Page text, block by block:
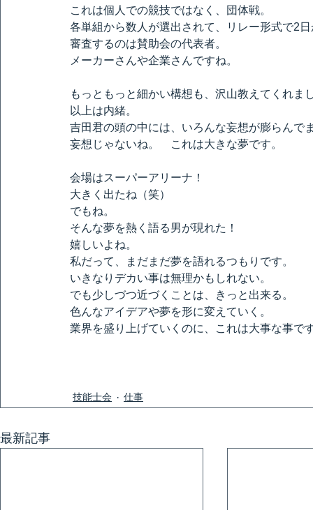
これは個人での競技ではなく、団体戦。
各単組から数人が選出されて、リレー形式で2
審査するのは賛助会の代表者。
メーカーさんや企業さんですね。
もっともっと細かい構想も、沢山教えてくれま
以上は内緒。
吉田君の頭の中には、いろんな妄想が膨らんで
妄想じゃないね。　これは大きな夢です。
会場はスーパーアリーナ！
大きく出たね（笑）
でもね。
そんな夢を熱く語る男が現れた！
嬉しいよね。
私だって、まだまだ夢を語れるつもりです。
いきなりデカい事は無理かもしれない。
でも少しづつ近づくことは、きっと出来る。
色んなアイデアや夢を形に変えていく。
業界を盛り上げていくのに、これは大事な事で
技能士会 仕事
最新記事